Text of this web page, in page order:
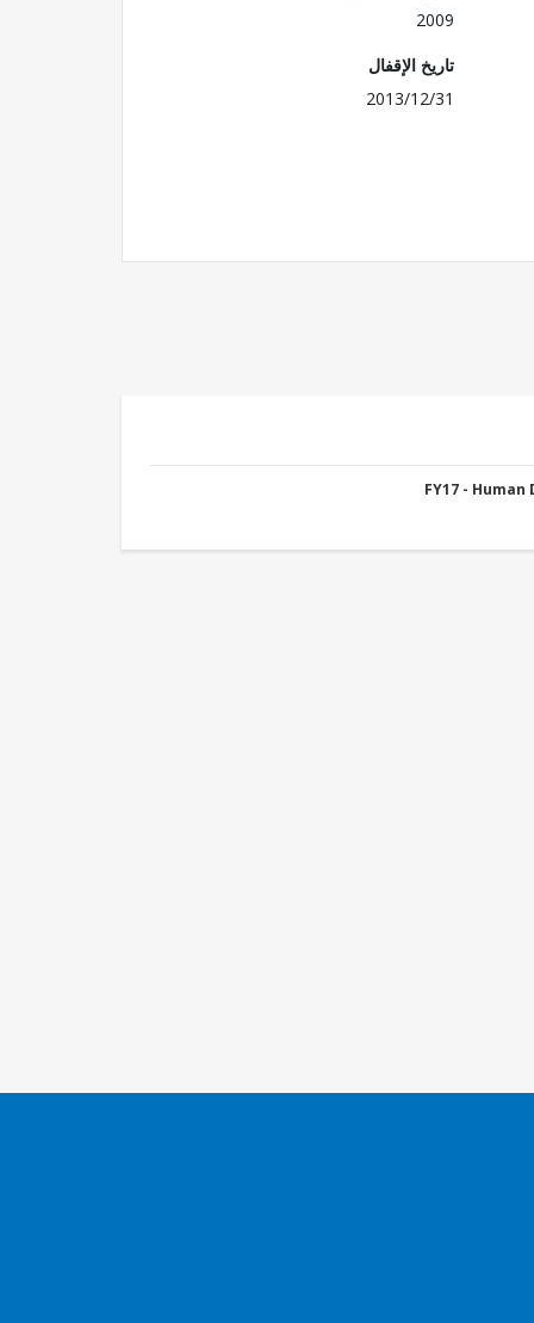
2009
تاريخ الإقفال
2013/12/31
FY17 -